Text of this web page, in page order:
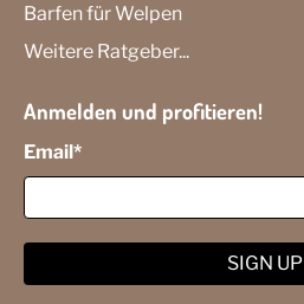
Barfen für Welpen
Weitere Ratgeber...
Anmelden und profitieren!
Email*
SIGN UP